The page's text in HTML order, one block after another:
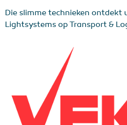
Die slimme technieken ontdekt
Lightsystems op Transport &